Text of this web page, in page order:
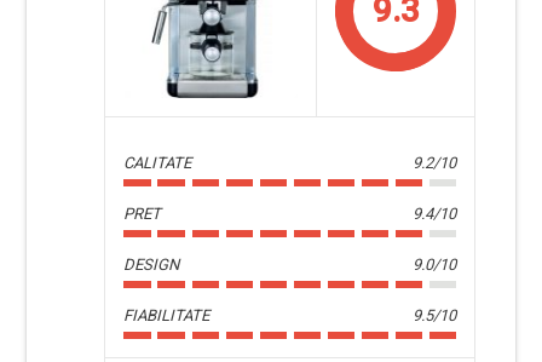
9.3
CALITATE 9.2/10
PRET 9.4/10
DESIGN 9.0/10
FIABILITATE 9.5/10